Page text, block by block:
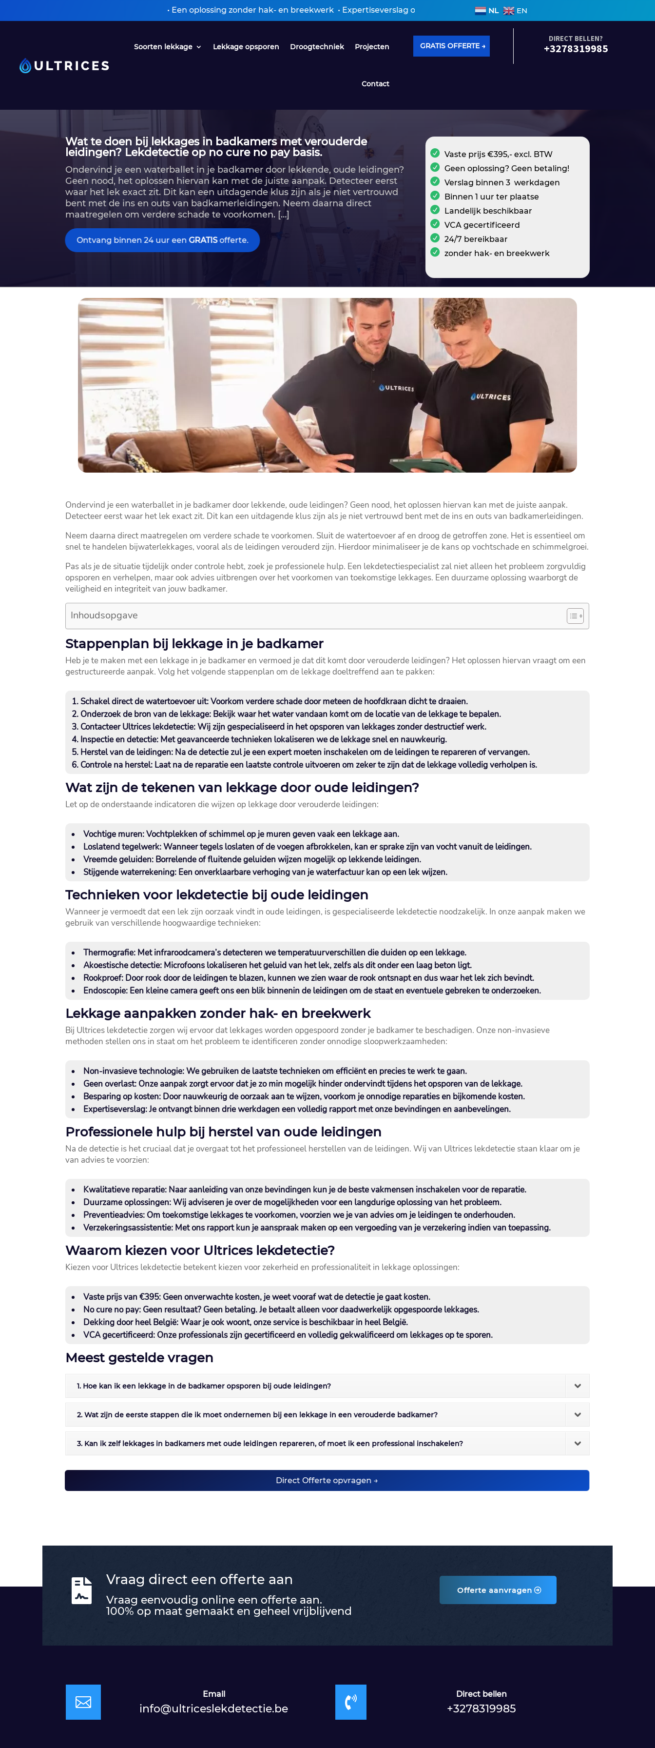
• Een oplossing zonder hak- en breekwerk • Expertiseverslag ontvangen binnen 3 werkdagen • Geen voorrijkosten • Alle
NL EN
Soorten lekkage Lekkage opsporen Droogtechniek Projecten
Contact
GRATIS OFFERTE →
DIRECT BELLEN?
+3278319985
Wat te doen bij lekkages in badkamers met verouderde
leidingen? Lekdetectie op no cure no pay basis.
Ondervind je een waterballet in je badkamer door lekkende, oude leidingen?
Geen nood, het oplossen hiervan kan met de juiste aanpak.​ Detecteer eerst
waar het lek exact zit.​ Dit kan een uitdagende klus zijn als je niet vertrouwd
bent met de ins en outs van badkamerleidingen.​ Neem daarna direct
maatregelen om verdere schade te voorkomen.​ […]
Ontvang binnen 24 uur eenGRATISofferte.
Vaste prijs €395,- excl. BTW
Geen oplossing? Geen betaling!
Verslag binnen 3 werkdagen
Binnen 1 uur ter plaatse
Landelijk beschikbaar
VCA gecertificeerd
24/7 bereikbaar
zonder hak- en breekwerk
Ondervind je een waterballet in je badkamer door lekkende, oude leidingen? Geen nood, het oplossen hiervan kan met de juiste aanpak.​
Detecteer eerst waar het lek exact zit.​ Dit kan een uitdagende klus zijn als je niet vertrouwd bent met de ins en outs van badkamerleidingen.​
Neem daarna direct maatregelen om verdere schade te voorkomen.​ Sluit de watertoevoer af en droog de getroffen zone.​ Het is essentieel om
snel te handelen bijwaterlekkages, vooral als de leidingen verouderd zijn.​ Hierdoor minimaliseer je de kans op vochtschade en schimmelgroei.​
Pas als je de situatie tijdelijk onder controle hebt, zoek je professionele hulp.​ Een lekdetectiespecialist zal niet alleen het probleem zorgvuldig
opsporen en verhelpen, maar ook advies uitbrengen over het voorkomen van toekomstige lekkages.​ Een duurzame oplossing waarborgt de
veiligheid en integriteit van jouw badkamer.​
Inhoudsopgave
Stappenplan bij lekkage in je badkamer
Heb je te maken met een lekkage in je badkamer en vermoed je dat dit komt door verouderde leidingen? Het oplossen hiervan vraagt om een
gestructureerde aanpak.​ Volg het volgende stappenplan om de lekkage doeltreffend aan te pakken:
Schakel direct de watertoevoer uit: Voorkom verdere schade door meteen de hoofdkraan dicht te draaien.​
Onderzoek de bron van de lekkage: Bekijk waar het water vandaan komt om de locatie van de lekkage te bepalen.​
Contacteer Ultrices lekdetectie: Wij zijn gespecialiseerd in het opsporen van lekkages zonder destructief werk.​
Inspectie en detectie: Met geavanceerde technieken lokaliseren we de lekkage snel en nauwkeurig.​
Herstel van de leidingen: Na de detectie zul je een expert moeten inschakelen om de leidingen te repareren of vervangen.​
Controle na herstel: Laat na de reparatie een laatste controle uitvoeren om zeker te zijn dat de lekkage volledig verholpen is.​
Wat zijn de tekenen van lekkage door oude leidingen?
Let op de onderstaande indicatoren die wijzen op lekkage door verouderde leidingen:
Vochtige muren: Vochtplekken of schimmel op je muren geven vaak een lekkage aan.​
Loslatend tegelwerk: Wanneer tegels loslaten of de voegen afbrokkelen, kan er sprake zijn van vocht vanuit de leidingen.​
Vreemde geluiden: Borrelende of fluitende geluiden wijzen mogelijk op lekkende leidingen.​
Stijgende waterrekening: Een onverklaarbare verhoging van je waterfactuur kan op een lek wijzen.​
Technieken voor lekdetectie bij oude leidingen
Wanneer je vermoedt dat een lek zijn oorzaak vindt in oude leidingen, is gespecialiseerde lekdetectie noodzakelijk.​ In onze aanpak maken we
gebruik van verschillende hoogwaardige technieken:
Thermografie: Met infraroodcamera’s detecteren we temperatuurverschillen die duiden op een lekkage.​
Akoestische detectie: Microfoons lokaliseren het geluid van het lek, zelfs als dit onder een laag beton ligt.​
Rookproef: Door rook door de leidingen te blazen, kunnen we zien waar de rook ontsnapt en dus waar het lek zich bevindt.​
Endoscopie: Een kleine camera geeft ons een blik binnenin de leidingen om de staat en eventuele gebreken te onderzoeken.​
Lekkage aanpakken zonder hak- en breekwerk
Bij Ultrices lekdetectie zorgen wij ervoor dat lekkages worden opgespoord zonder je badkamer te beschadigen.​ Onze non-invasieve
methoden stellen ons in staat om het probleem te identificeren zonder onnodige sloopwerkzaamheden:
Non-invasieve technologie: We gebruiken de laatste technieken om efficiënt en precies te werk te gaan.​
Geen overlast: Onze aanpak zorgt ervoor dat je zo min mogelijk hinder ondervindt tijdens het opsporen van de lekkage.​
Besparing op kosten: Door nauwkeurig de oorzaak aan te wijzen, voorkom je onnodige reparaties en bijkomende kosten.​
Expertiseverslag: Je ontvangt binnen drie werkdagen een volledig rapport met onze bevindingen en aanbevelingen.​
Professionele hulp bij herstel van oude leidingen
Na de detectie is het cruciaal dat je overgaat tot het professioneel herstellen van de leidingen.​ Wij van Ultrices lekdetectie staan klaar om je
van advies te voorzien:
Kwalitatieve reparatie: Naar aanleiding van onze bevindingen kun je de beste vakmensen inschakelen voor de reparatie.​
Duurzame oplossingen: Wij adviseren je over de mogelijkheden voor een langdurige oplossing van het probleem.​
Preventieadvies: Om toekomstige lekkages te voorkomen, voorzien we je van advies om je leidingen te onderhouden.​
Verzekeringsassistentie: Met ons rapport kun je aanspraak maken op een vergoeding van je verzekering indien van toepassing.​
Waarom kiezen voor Ultrices lekdetectie?
Kiezen voor Ultrices lekdetectie betekent kiezen voor zekerheid en professionaliteit in lekkage oplossingen:
Vaste prijs van €395: Geen onverwachte kosten, je weet vooraf wat de detectie je gaat kosten.​
No cure no pay: Geen resultaat? Geen betaling.​ Je betaalt alleen voor daadwerkelijk opgespoorde lekkages.​
Dekking door heel België: Waar je ook woont, onze service is beschikbaar in heel België.​
VCA gecertificeerd: Onze professionals zijn gecertificeerd en volledig gekwalificeerd om lekkages op te sporen.​
Meest gestelde vragen
1. Hoe kan ik een lekkage in de badkamer opsporen bij oude leidingen?
2. Wat zijn de eerste stappen die ik moet ondernemen bij een lekkage in een verouderde badkamer?
3. Kan ik zelf lekkages in badkamers met oude leidingen repareren, of moet ik een professional inschakelen?
Direct Offerte opvragen →
 Vraag direct een offerte aan
Vraag eenvoudig online een offerte aan.
100% op maat gemaakt en geheel vrijblijvend
Offerte aanvragen

Email
info@ultriceslekdetectie.be 
Direct bellen
+3278319985